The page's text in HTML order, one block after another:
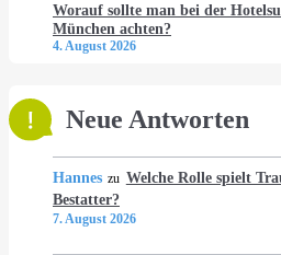
Worauf sollte man bei der
München achten?
4. August 2026
Neue Antworten
Hannes zu Welche Rolle spielt
Bestatter?
7. August 2026